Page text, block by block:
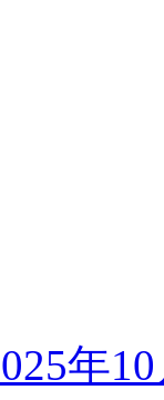
年